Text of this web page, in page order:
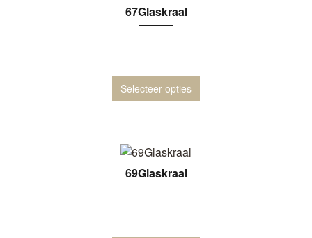
67Glaskraal
Selecteer opties
69Glaskraal